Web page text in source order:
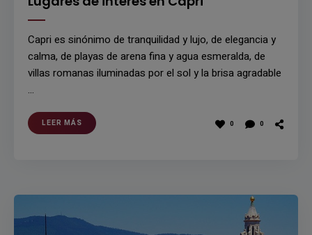
Capri es sinónimo de tranquilidad y lujo, de elegancia y
calma, de playas de arena fina y agua esmeralda, de
villas romanas iluminadas por el sol y la brisa agradable
…
LEER MÁS 0 0